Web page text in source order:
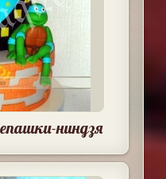
ниндзя